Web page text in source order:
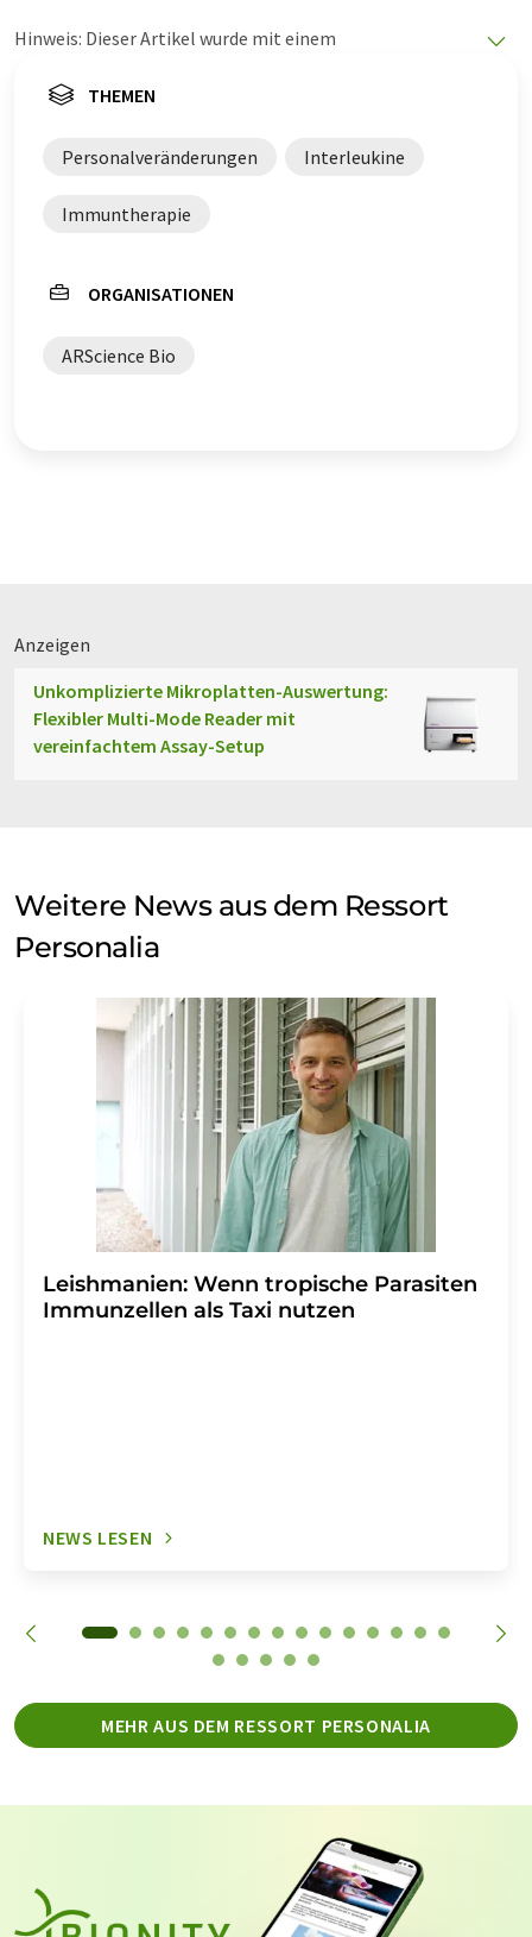
Hinweis: Dieser Artikel wurde mit einem
LUMITOS bietet diese automatischen Übersetzungen
Nachrichten zu präsentieren. Da dieser Artikel mit
automatischer Übersetzung übersetzt wurde, ist es
möglich, dass er Fehler im Vokabular, in der Syntax oder
in der Grammatik enthält. Den ursprünglichen Artikel in
THEMEN
Personalveränderungen Interleukine
Immuntherapie
ORGANISATIONEN
ARScience Bio
Anzeigen
Unkomplizierte Mikroplatten-Auswertung:
Flexibler Multi-Mode Reader mit
vereinfachtem Assay-Setup
Weitere News aus dem Ressort
Personalia
Leishmanien: Wenn tropische Parasiten
Immunzellen als Taxi nutzen
NEWS LESEN
MEHR AUS DEM RESSORT PERSONALIA